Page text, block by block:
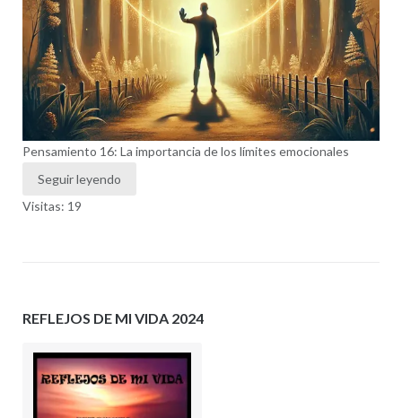
Pensamiento 16: La importancia de los límites emocionales
Seguir leyendo
Visitas: 19
REFLEJOS DE MI VIDA 2024